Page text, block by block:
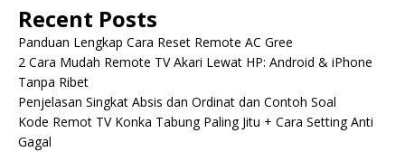
Recent Posts
Panduan Lengkap Cara Reset Remote AC Gree
2 Cara Mudah Remote TV Akari Lewat HP: Android & iPhone
Tanpa Ribet
Penjelasan Singkat Absis dan Ordinat dan Contoh Soal
Kode Remot TV Konka Tabung Paling Jitu + Cara Setting Anti
Gagal